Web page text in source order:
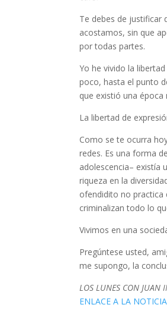
Te debes de justificar
acostamos, sin que
por todas partes.
Yo he vivido la
poco, hasta el punto
que existió una
La libertad de
Como se te ocurra
redes. Es una forma
adolescencia– existía
riqueza en la
ofendidito no practica
criminalizan todo lo
Vivimos en una
Pregúntese usted,
me supongo, la
LOS LUNES CON JUAN
ENLACE A LA NOTICIA